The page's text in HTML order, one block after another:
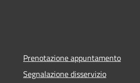
Prenotazione appuntamento
Segnalazione disservizio